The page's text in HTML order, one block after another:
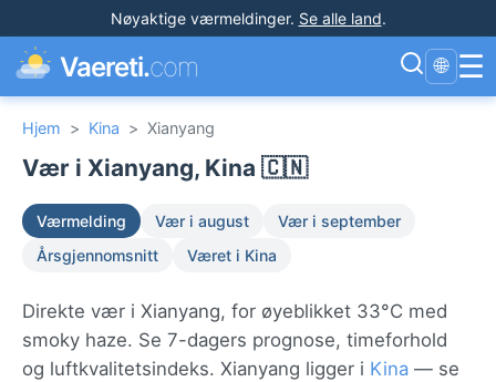
Nøyaktige værmeldinger. Se alle land.
Vaereti.com 🌐 ☰
Hjem > Kina > Xianyang
Vær i Xianyang, Kina 🇨🇳
Værmelding Vær i august
Vær i september
Årsgjennomsnitt
Været i Kina
Direkte vær i Xianyang, for øyeblikket 33°C med
smoky haze. Se 7-dagers prognose, timeforhold
og luftkvalitetsindeks. Xianyang ligger i Kina — se